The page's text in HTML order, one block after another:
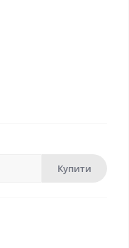
Купити